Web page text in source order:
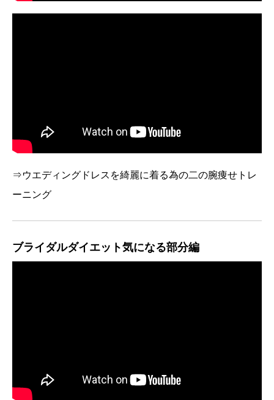
⇒ウエディングドレスを綺麗に着る為の二の腕痩せトレ
ーニング
ブライダルダイエット気になる部分編